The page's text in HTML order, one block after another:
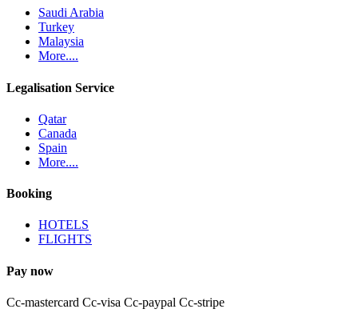
Saudi Arabia
Turkey
Malaysia
More....
Legalisation Service
Qatar
Canada
Spain
More....
Booking
HOTELS
FLIGHTS
Pay now
Cc-mastercard Cc-visa Cc-paypal Cc-stripe